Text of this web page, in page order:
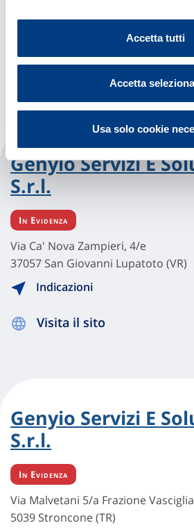
Accetta tutti
Accetta
Usa solo cookie
Visita il sito
Genyio Servizi E
S.r.l.
In Evidenza
Via Ca' Nova Zampieri, 4/e
37057 San Giovanni Lupatoto (VR)
Indicazioni
Visita il sito
Genyio Servizi E
S.r.l.
In Evidenza
Via Malvetani 5/a Frazione
5039 Stroncone (TR)